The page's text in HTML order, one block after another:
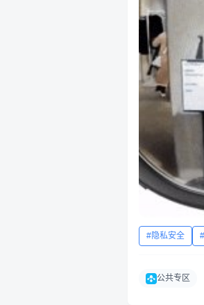
隐私安全
公共专区